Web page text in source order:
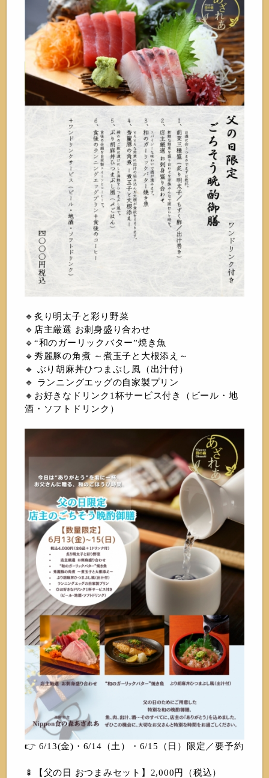
🔹炙り明太子と彩り野菜
🔹店主厳選 お刺身盛り合わせ
🔹“和のガーリックバター”焼き魚
🔹秀麗豚の角煮 ～煮玉子と大根添え～
🔹 ぶり胡麻丼ひつまぶし風（出汁付）
🔹 ランニングエッグの自家製プリン
🔸お好きなドリンク1杯サービス付き（ビール・地
酒・ソフトドリンク）
👉 6/13(金)・6/14（土）・6/15（日）限定／要予約
🍢【父の日 おつまみセット】2,000円（税込）